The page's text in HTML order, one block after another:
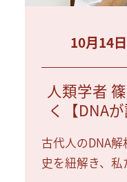
10月14
人類学者
く【DNA
古代人のDNA
史を紐解き、私